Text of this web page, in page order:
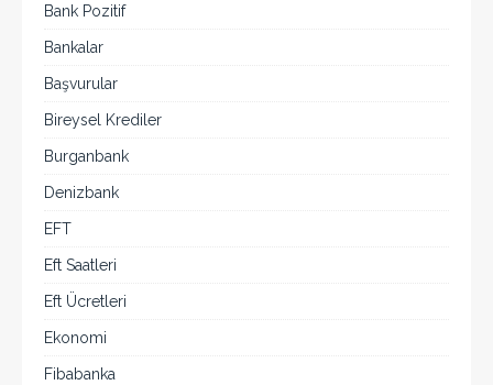
Bank Pozitif
Bankalar
Başvurular
Bireysel Krediler
Burganbank
Denizbank
EFT
Eft Saatleri
Eft Ücretleri
Ekonomi
Fibabanka